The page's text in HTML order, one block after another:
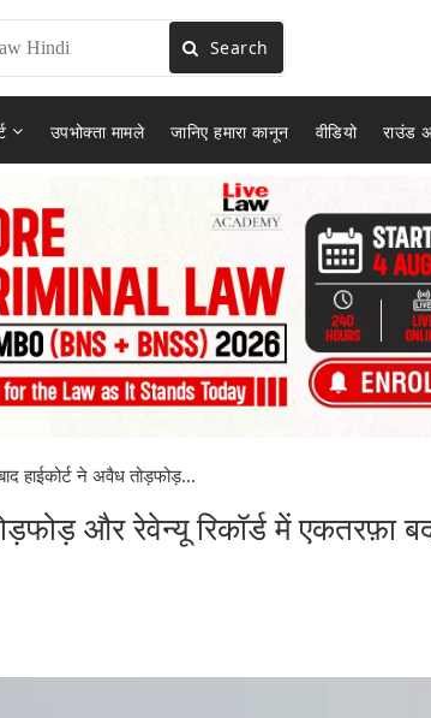
Search
उपभोक्ता मामले जानिए हमारा कानून वीडियो राउंड
हाईकोर्ट ने अवैध तोड़फोड़...
और रेवेन्यू रिकॉर्ड में एकतरफ़ा